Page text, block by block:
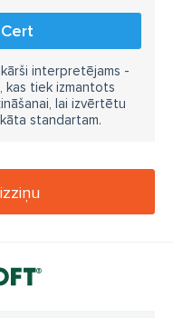
interpretējams -
kas tiek izmantots
lai izvērtētu
standartam.